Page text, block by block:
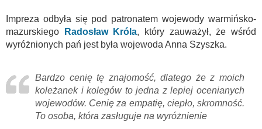
Impreza odbyła się pod patronatem wojewody warmińsko-
mazurskiego
Radosław Króla, który zauważył, że wśród
wyróżnionych pań jest była wojewoda Anna Szyszka.
Bardzo cenię tę znajomość, dlatego że z moich
koleżanek i kolegów to jedna z lepiej ocenianych
wojewodów. Cenię za empatię, ciepło, skromność.
To osoba, która zasługuje na wyróżnienie